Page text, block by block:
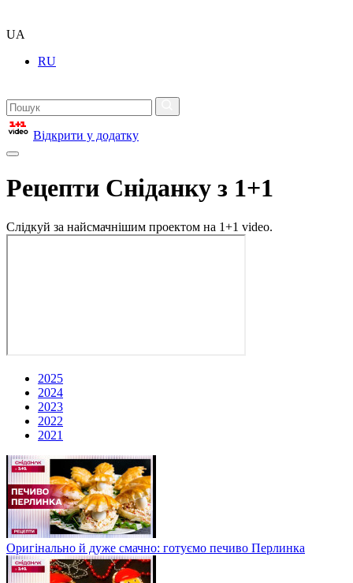
UA
RU
Відкрити у додатку
Рецепти Сніданку з 1+1
Слідкуй за найсмачнішим проектом на 1+1 video.
2025
2024
2023
2022
2021
Оригінально й дуже смачно: готуємо печиво Перлинка